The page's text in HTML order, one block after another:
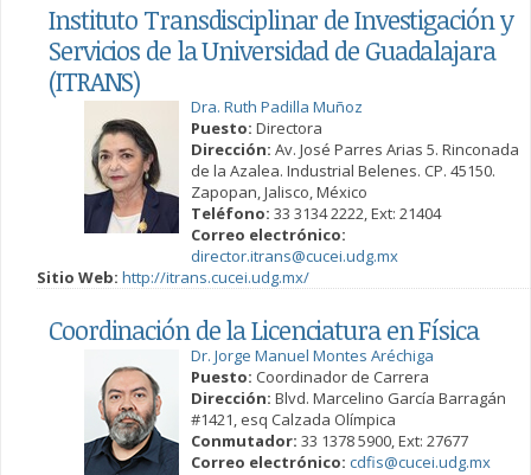
Instituto Transdisciplinar de Investigación y
Servicios de la Universidad de Guadalajara
(ITRANS)
Dra. Ruth Padilla Muñoz
Puesto: Directora
Dirección: Av. José Parres Arias 5. Rinconada
de la Azalea. Industrial Belenes. CP. 45150.
Zapopan, Jalisco, México
Teléfono: 33 3134 2222, Ext: 21404
Correo electrónico:
director.itrans@cucei.udg.mx
Sitio Web: http://itrans.cucei.udg.mx/
Coordinación de la Licenciatura en Física
Dr. Jorge Manuel Montes Aréchiga
Puesto: Coordinador de Carrera
Dirección: Blvd. Marcelino García Barragán
#1421, esq Calzada Olímpica
Conmutador: 33 1378 5900, Ext: 27677
Correo electrónico: cdfis@cucei.udg.mx